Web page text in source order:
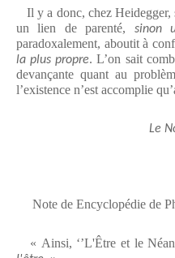
Il y a donc, chez Heidegger,
un lien de parenté, sinon
paradoxalement, aboutit à
la plus propre. L’on sait
devançante quant au
l’existence n’est accomplie
Le
Note de Encyclopédie de
« Ainsi, ‘’L'Être et le